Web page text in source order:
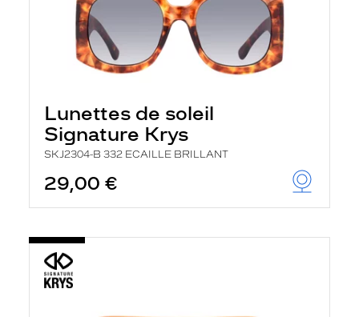
Lunettes de soleil
Signature Krys
SKJ2304-B 332 ECAILLE BRILLANT
29,00 €